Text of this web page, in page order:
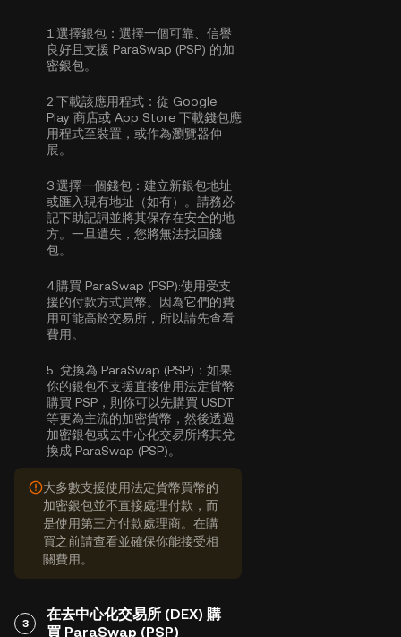
1. 選擇銀包： 選擇一個可靠、信譽
良好且支援 ParaSwap (PSP) 的加
密銀包。
2. 下載該應用程式： 從 Google
Play 商店或 App Store 下載錢包應
用程式至裝置，或作為瀏覽器伸
展。
3.選擇一個錢包： 建立新銀包地址
或匯入現有地址（如有）。請務必
記下助記詞並將其保存在安全的地
方。一旦遺失，您將無法找回錢
包。
4.購買 ParaSwap (PSP):使用受支
援的付款方式買幣。因為它們的費
用可能高於交易所，所以請先查看
費用。
5. 兌換為 ParaSwap (PSP)： 如果
你的銀包不支援直接使用法定貨幣
購買 PSP，則你可以先購買 USDT
等更為主流的加密貨幣，然後透過
加密銀包或去中心化交易所將其兌
換成 ParaSwap (PSP)。
大多數支援使用法定貨幣買幣的
加密銀包並不直接處理付款，而
是使用第三方付款處理商。在購
買之前請查看並確保你能接受相
關費用。
3
在去中心化交易所 (DEX) 購
買 ParaSwap (PSP)